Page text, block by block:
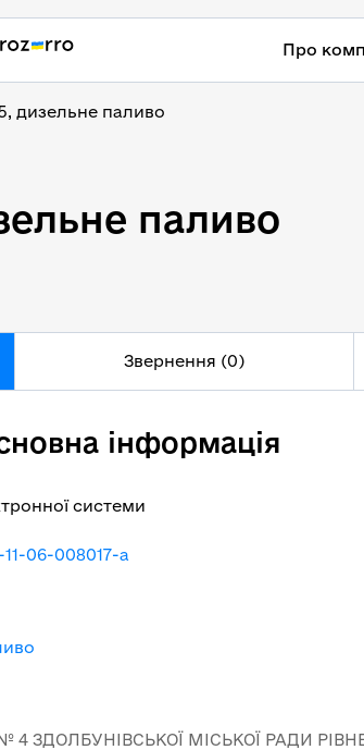
Про
дизельне паливо
паливо
паливо
Звернення (0)
інформація
системи
11-06-008017-a
ЗДОЛБУНІВСЬКОЇ МІСЬКОЇ РАДИ